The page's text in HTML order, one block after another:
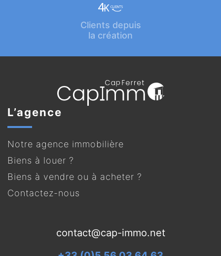
Clients depuis
la création
L’agence
Notre agence immobilière
Biens à louer ?
Biens à vendre ou à acheter ?
Contactez-nous
contact@cap-immo.net